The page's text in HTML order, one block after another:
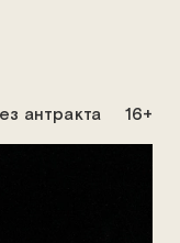
антракта 16+